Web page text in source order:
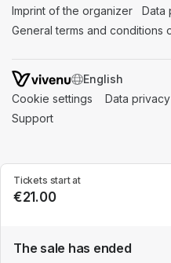
Tickets start at
€21.00
The sale has ended
Imprint of the organizer Data
General terms and conditions
SWITCH
Cookie settings (opens in a
Data
Support